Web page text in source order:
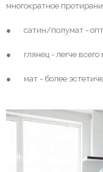
многократное
● сатин/полумат -
● глянец - легче всего
● мат - более